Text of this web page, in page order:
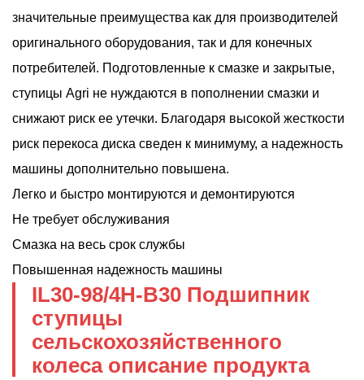
значительные преимущества как для производителей
оригинального оборудования, так и для конечных
потребителей. Подготовленные к смазке и закрытые,
ступицы Agri не нуждаются в пополнении смазки и
снижают риск ее утечки. Благодаря высокой жесткости
риск перекоса диска сведен к минимуму, а надежность
машины дополнительно повышена.
Легко и быстро монтируются и демонтируются
Не требует обслуживания
Смазка на весь срок службы
Повышенная надежность машины
IL30-98/4H-B30 Подшипник
ступицы
сельскохозяйственного
колеса описание продукта